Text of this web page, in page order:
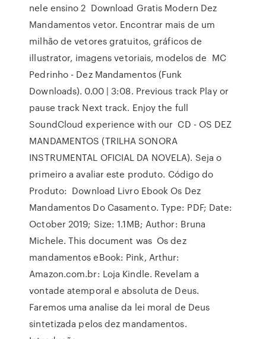
nele ensino 2 Download Gratis Modern Dez
Mandamentos vetor. Encontrar mais de um
milhão de vetores gratuitos, gráficos de
illustrator, imagens vetoriais, modelos de MC
Pedrinho - Dez Mandamentos (Funk
Downloads). 0.00 | 3:08. Previous track Play or
pause track Next track. Enjoy the full
SoundCloud experience with our CD - OS DEZ
MANDAMENTOS (TRILHA SONORA
INSTRUMENTAL OFICIAL DA NOVELA). Seja o
primeiro a avaliar este produto. Código do
Produto: Download Livro Ebook Os Dez
Mandamentos Do Casamento. Type: PDF; Date:
October 2019; Size: 1.1MB; Author: Bruna
Michele. This document was Os dez
mandamentos eBook: Pink, Arthur:
Amazon.com.br: Loja Kindle. Revelam a
vontade atemporal e absoluta de Deus.
Faremos uma analise da lei moral de Deus
sintetizada pelos dez mandamentos.